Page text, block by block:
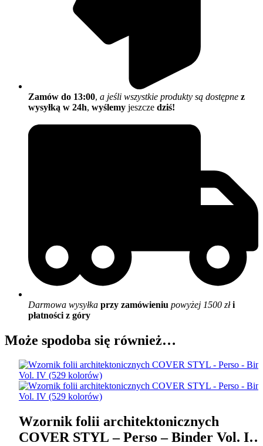
Zamów do 13:00, a jeśli wszystkie produkty są dostępne z
wysyłką w 24h, wyślemy jeszcze dziś!
Darmowa wysyłka przy zamówieniu powyżej 1500 złi
płatności z góry
Może spodoba się również…
Wzornik folii architektonicznych
COVER STYL – Perso – Binder Vol. IV